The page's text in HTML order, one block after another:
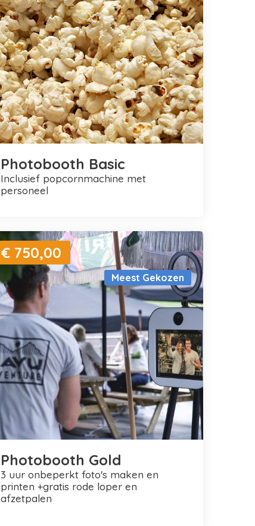
Photobooth Basic
inclusief popcornmachine met
personeel
Meest Gekozen
€ 750,00
Photobooth Gold
3 uur onbeperkt foto's maken en
printen +gratis rode loper en
afzetpalen